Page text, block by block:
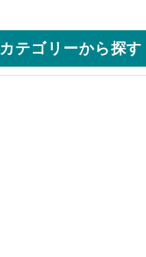
カテゴリーから探す